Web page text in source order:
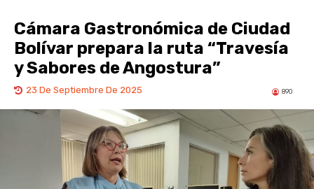
Cámara Gastronómica de Ciudad
Bolívar prepara la ruta “Travesía
y Sabores de Angostura”
23 De Septiembre De 2025 890